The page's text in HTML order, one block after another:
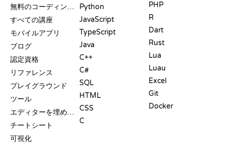
無料のコーディングサイト
すべての講座
モバイルアプリ
ブログ
認定資格
リファレンス
プレイグラウンド
ツール
エディターを埋め込む
チートシート
可視化
Python
JavaScript
TypeScript
Java
C++
C#
SQL
HTML
CSS
C
PHP
R
Dart
Rust
Lua
Luau
Excel
Git
Docker